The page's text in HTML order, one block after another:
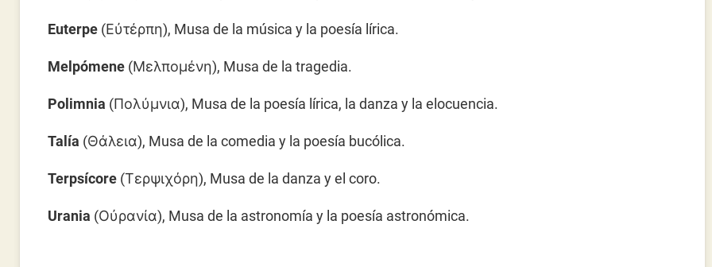
Euterpe (Εὐτέρπη), Musa de la música y la poesía lírica.
Melpómene (Μελπομένη), Musa de la tragedia.
Polimnia (Πολύμνια), Musa de la poesía lírica, la danza y la elocuencia.
Talía (Θάλεια), Musa de la comedia y la poesía bucólica.
Terpsícore (Τερψιχόρη), Musa de la danza y el coro.
Urania (Οὐρανία), Musa de la astronomía y la poesía astronómica.